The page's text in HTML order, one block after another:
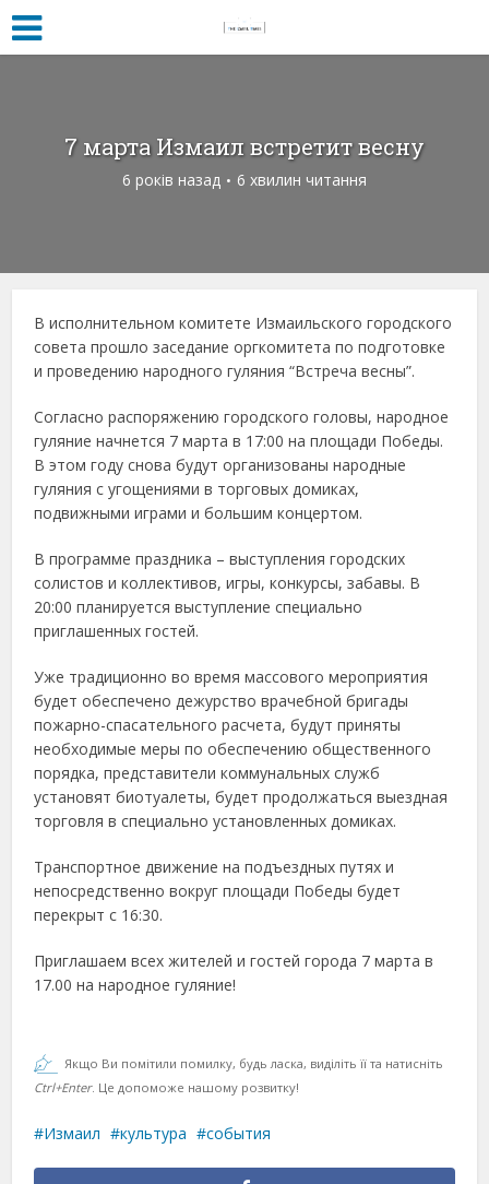
7 марта Измаил встретит весну
6 років назад 6 хвилин читання
В исполнительном комитете Измаильского городского
совета прошло заседание оргкомитета по подготовке
и проведению народного гуляния “Встреча весны”.
Согласно распоряжению городского головы, народное
гуляние начнется 7 марта в 17:00 на площади Победы.
В этом году снова будут организованы народные
гуляния с угощениями в торговых домиках,
подвижными играми и большим концертом.
В программе праздника – выступления городских
солистов и коллективов, игры, конкурсы, забавы. В
20:00 планируется выступление специально
приглашенных гостей.
Уже традиционно во время массового мероприятия
будет обеспечено дежурство врачебной бригады
пожарно-спасательного расчета, будут приняты
необходимые меры по обеспечению общественного
порядка, представители коммунальных служб
установят биотуалеты, будет продолжаться выездная
торговля в специально установленных домиках.
Транспортное движение на подъездных путях и
непосредственно вокруг площади Победы будет
перекрыт с 16:30.
Приглашаем всех жителей и гостей города 7 марта в
17.00 на народное гуляние!
Якщо Ви помітили помилку, будь ласка, виділіть її та натисніть
Ctrl+Enter. Це допоможе нашому розвитку!
Измаил культура события